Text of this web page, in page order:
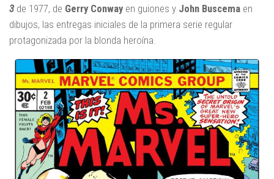
3 de 1977, de Gerry Conway en guiones y John Buscema en
dibujos, las entregas iniciales de la primera serie regular
protagonizada por la blonda heroína.